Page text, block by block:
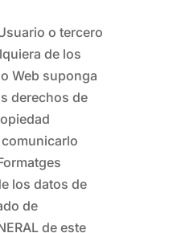
o tercero
de los
Web suponga
derechos de
los datos de
de
de este